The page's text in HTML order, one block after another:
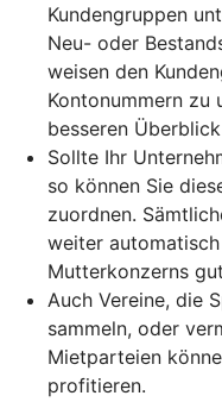
Kundengruppen
Neu- oder
weisen den
Kontonummern zu
besseren
Sollte Ihr
so können Sie
zuordnen.
weiter
Mutterkonzerns
Auch Vereine, die
sammeln, oder
Mietparteien
profitieren.